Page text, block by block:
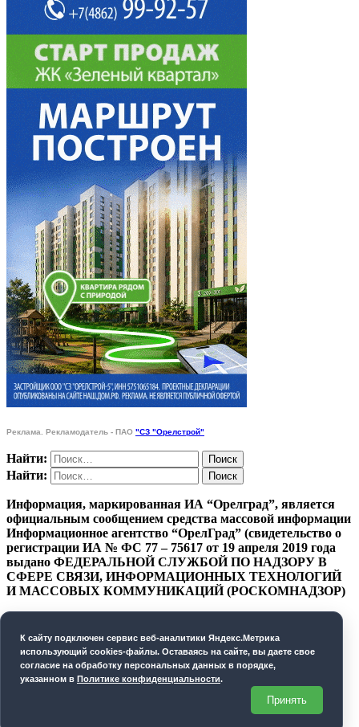
Реклама. Рекламодатель - ПАО "СЗ "Орелстрой"
Найти:
Найти:
Информация, маркированная ИА “Орелград”, является
официальным сообщением средства массовой информации
Информационное агентство “ОрелГрад” (свидетельство о
регистрации ИА № ФС 77 – 75617 от 19 апреля 2019 года
выдано ФЕДЕРАЛЬНОЙ СЛУЖБОЙ ПО НАДЗОРУ В
СФЕРЕ СВЯЗИ, ИНФОРМАЦИОННЫХ ТЕХНОЛОГИЙ
И МАССОВЫХ КОММУНИКАЦИЙ (РОСКОМНАДЗОР)
СОГЛАСИЕ НА ОБРАБОТКУ ПЕРСОНАЛЬНЫХ
ДАННЫХ
К cайту подключен сервис веб-аналитики Яндекс.Метрика
использующий cookies-файлы. Оставаясь на сайте, вы даете свое
согласие на обработку персональных данных в порядке,
указанном в Политике конфиденциальности.
Принять